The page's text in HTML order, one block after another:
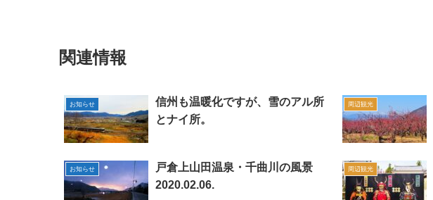
関連情報
お知らせ
信州も温暖化ですが、雪のアル所
とナイ所。
周辺観光
お知らせ
戸倉上山田温泉・千曲川の風景
2020.02.06.
周辺観光